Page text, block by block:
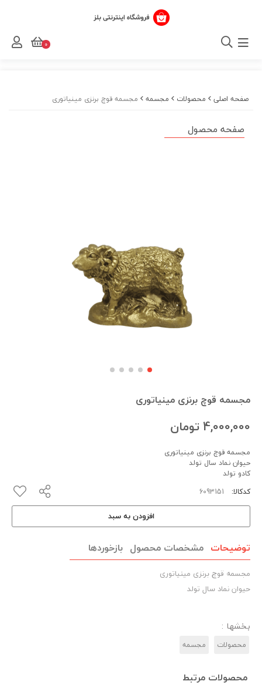
صفحه اصلی محصولات مجسمه‌ مجسمه قوچ برنزی مینیاتوری
صفحه محصول
مجسمه قوچ برنزی مینیاتوری
4,000,000تومان
مجسمه قوچ برنزی مینیاتوری
حیوان نماد سال تولد
کادو تولد
کدکالا:
افزودن به سبد
توضیحات مشخصات محصول بازخوردها
مجسمه قوچ برنزی مینیاتوری
حیوان نماد سال تولد
بخشها :
محصولات مجسمه‌
محصولات مرتبط
0